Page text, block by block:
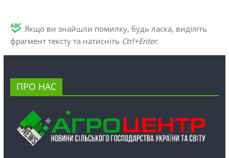
Якщо ви знайшли помилку, будь ласка, виділіть
фрагмент тексту та натисніть Ctrl+Enter.
ПРО НАС